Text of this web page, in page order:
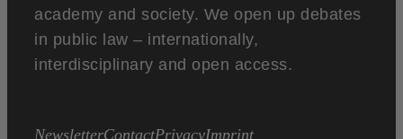
academy and society. We open up debates
in public law – internationally,
interdisciplinary and open access.
NewsletterContactPrivacyImprint